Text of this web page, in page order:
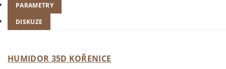
PARAMETRY
DISKUZE
HUMIDOR 35D KOŘENICE